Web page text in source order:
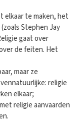
elkaar te maken, het
Stephen Jay
gaat over
de feiten. Het
maar ze
religie
elkaar;
religie aanvaarden